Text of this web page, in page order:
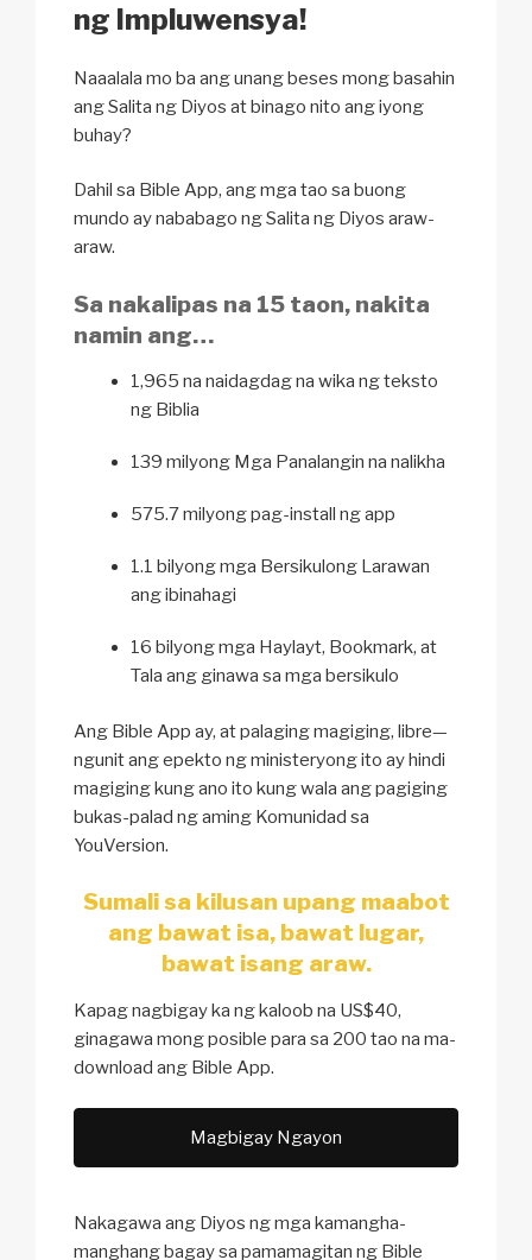
ng Impluwensya!
Naaalala mo ba ang unang beses mong basahin
ang Salita ng Diyos at binago nito ang iyong
buhay?
Dahil sa Bible App, ang mga tao sa buong
mundo ay nababago ng Salita ng Diyos araw-
araw.
Sa nakalipas na 15 taon, nakita
namin ang…
1,965 na naidagdag na wika ng teksto
ng Biblia
139 milyong Mga Panalangin na nalikha
575.7 milyong pag-install ng app
1.1 bilyong mga Bersikulong Larawan
ang ibinahagi
16 bilyong mga Haylayt, Bookmark, at
Tala ang ginawa sa mga bersikulo
Ang Bible App ay, at palaging magiging, libre—
ngunit ang epekto ng ministeryong ito ay hindi
magiging kung ano ito kung wala ang pagiging
bukas-palad ng aming Komunidad sa
YouVersion.
Sumali sa kilusan upang maabot
ang bawat isa, bawat lugar,
bawat isang araw.
Kapag nagbigay ka ng kaloob na US$40,
ginagawa mong posible para sa 200 tao na ma-
download ang Bible App.
Magbigay Ngayon
Nakagawa ang Diyos ng mga kamangha-
manghang bagay sa pamamagitan ng Bible